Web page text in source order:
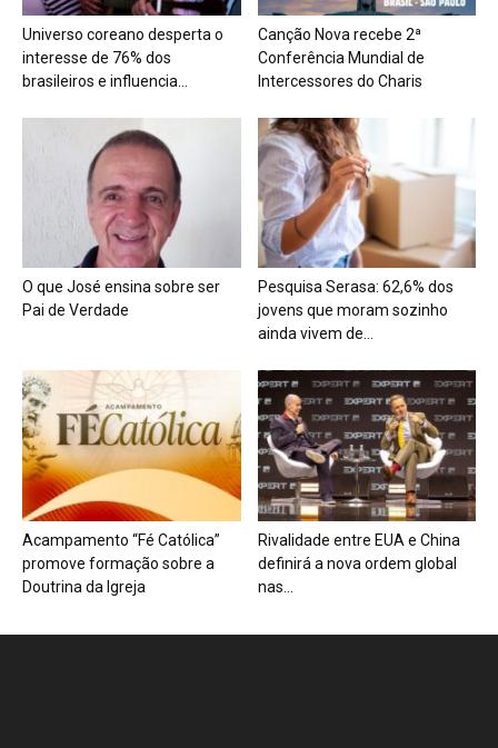
Universo coreano desperta o
interesse de 76% dos
brasileiros e influencia...
Canção Nova recebe 2ª
Conferência Mundial de
Intercessores do Charis
O que José ensina sobre ser
Pai de Verdade
Pesquisa Serasa: 62,6% dos
jovens que moram sozinho
ainda vivem de...
Acampamento “Fé Católica”
promove formação sobre a
Doutrina da Igreja
Rivalidade entre EUA e China
definirá a nova ordem global
nas...